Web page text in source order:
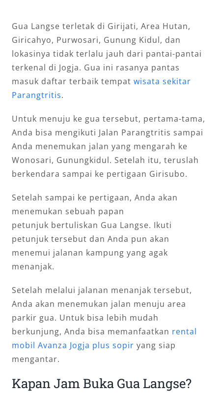
Gua Langse terletak di Girijati, Area Hutan,
Giricahyo, Purwosari, Gunung Kidul, dan
lokasinya tidak terlalu jauh dari pantai-pantai
terkenal di Jogja. Gua ini rasanya pantas
masuk daftar terbaik tempat wisata sekitar
Parangtritis.
Untuk menuju ke gua tersebut, pertama-tama,
Anda bisa mengikuti Jalan Parangtritis sampai
Anda menemukan jalan yang mengarah ke
Wonosari, Gunungkidul. Setelah itu, teruslah
berkendara sampai ke pertigaan Girisubo.
Setelah sampai ke pertigaan, Anda akan
menemukan sebuah papan
petunjuk bertuliskan Gua Langse. Ikuti
petunjuk tersebut dan Anda pun akan
menemui jalanan kampung yang agak
menanjak.
Setelah melalui jalanan menanjak tersebut,
Anda akan menemukan jalan menuju area
parkir gua. Untuk bisa lebih mudah
berkunjung, Anda bisa memanfaatkan rental
mobil Avanza Jogja plus sopir yang siap
mengantar.
Kapan Jam Buka Gua Langse?